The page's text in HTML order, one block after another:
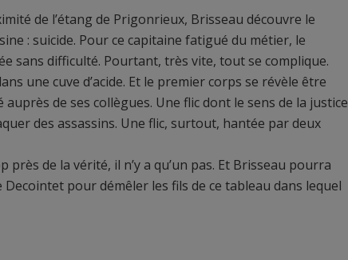
de l’étang de Prigonrieux, Brisseau découvre le
: suicide. Pour ce capitaine fatigué du métier, le
sans difficulté. Pourtant, très vite, tout se complique.
une cuve d’acide. Et le premier corps se révèle être
de ses collègues. Une flic dont le sens de la justice
des assassins. Une flic, surtout, hantée par deux
de la vérité, il n’y a qu’un pas. Et Brisseau pourra
pour démêler les fils de ce tableau dans lequel